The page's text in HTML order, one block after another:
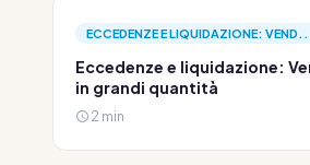
ECCEDENZE E LIQUIDAZIONE:
Eccedenze e liquidazione:
in grandi quantità
2 min